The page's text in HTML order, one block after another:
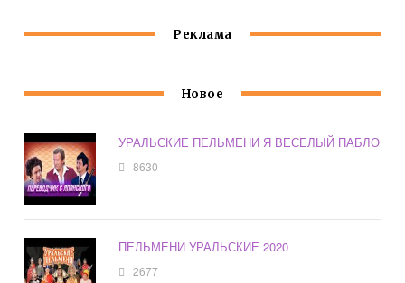
Реклама
Новое
УРАЛЬСКИЕ ПЕЛЬМЕНИ Я ВЕСЕЛЫЙ ПАБЛО
8630
ПЕЛЬМЕНИ УРАЛЬСКИЕ 2020
2677